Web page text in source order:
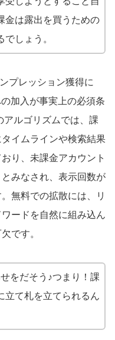
金は露出を買うための
しょう。
プレッション獲得に
加入が事実上の必須条
ルゴリズムでは、課
イムラインや検索結果
り、未課金アカウント
みなされ、表示回数が
無料での拡散には、リ
ードを自然に組み込ん
です。
をだそう♪つまり！課
立て札を立てられるん